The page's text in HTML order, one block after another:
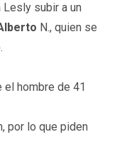
Lesly subir a un
N., quien se
hombre de 41
por lo que piden